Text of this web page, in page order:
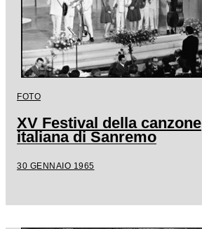
FOTO
XV Festival della canzone
italiana di Sanremo
30 GENNAIO 1965